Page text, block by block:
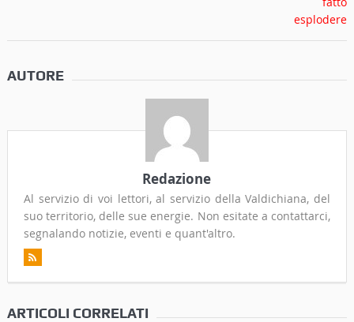
AUTORE
Redazione
Al servizio di voi lettori, al servizio della Valdichiana, del
suo territorio, delle sue energie. Non esitate a contattarci,
segnalando notizie, eventi e quant'altro.
ARTICOLI CORRELATI